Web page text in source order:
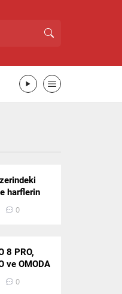
harflerin
0
8 PRO,
ve OMODA
0